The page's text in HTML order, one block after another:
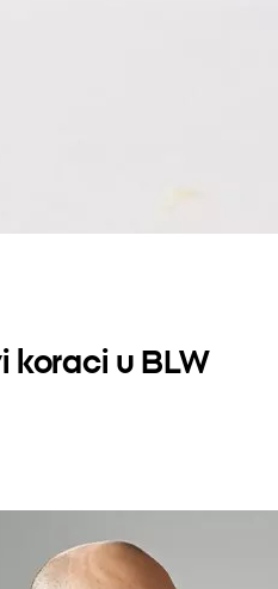
koraci u BLW